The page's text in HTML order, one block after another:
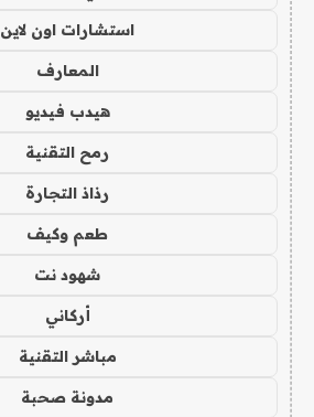
استشارات اون لاين
المعارف
هيدب فيديو
رمح التقنية
رذاذ التجارة
طعم وكيف
شهود نت
أركاني
مباشر التقنية
مدونة صحبة